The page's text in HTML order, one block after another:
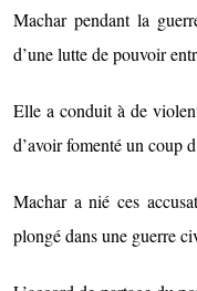
Machar pendant la
d’une lutte de pouvoir
Elle a conduit à de
d’avoir fomenté un coup
Machar a nié ces
plongé dans une guerre